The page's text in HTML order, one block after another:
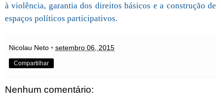
à violência, garantia dos direitos básicos e a construção de
espaços políticos participativos.
Nicolau Neto • setembro 06, 2015
Compartilhar
Nenhum comentário: